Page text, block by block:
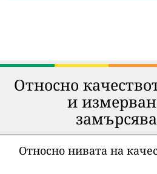
Относно
и
Относно нивата на